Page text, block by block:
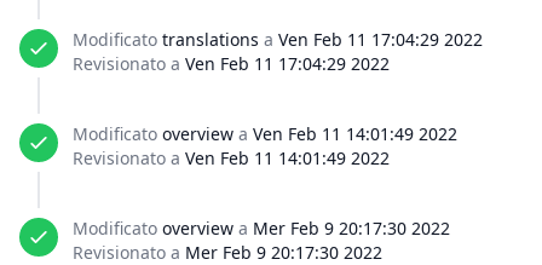
Modificato translations a Ven Feb 11 17:04:29 2022
Revisionato a Ven Feb 11 17:04:29 2022
Modificato overview a Ven Feb 11 14:01:49 2022
Revisionato a Ven Feb 11 14:01:49 2022
Modificato overview a Mer Feb 9 20:17:30 2022
Revisionato a Mer Feb 9 20:17:30 2022